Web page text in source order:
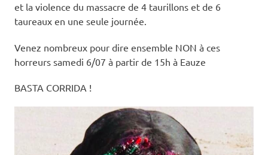
et la violence du massacre de 4 taurillons et de 6
taureaux en une seule journée.
Venez nombreux pour dire ensemble NON à ces
horreurs samedi 6/07 à partir de 15h à Eauze
BASTA CORRIDA !